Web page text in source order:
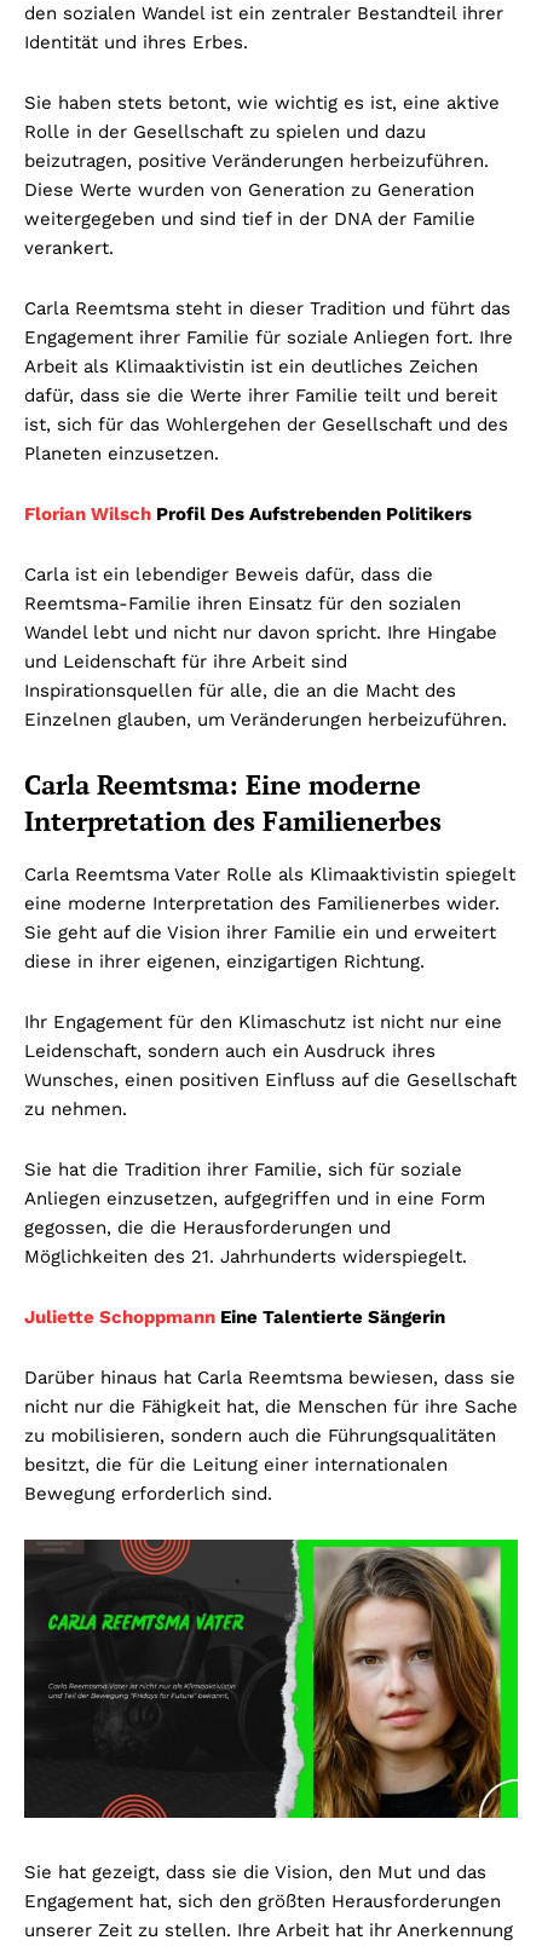
den sozialen Wandel ist ein zentraler Bestandteil ihrer
Identität und ihres Erbes.
Sie haben stets betont, wie wichtig es ist, eine aktive
Rolle in der Gesellschaft zu spielen und dazu
beizutragen, positive Veränderungen herbeizuführen.
Diese Werte wurden von Generation zu Generation
weitergegeben und sind tief in der DNA der Familie
verankert.
Carla Reemtsma steht in dieser Tradition und führt das
Engagement ihrer Familie für soziale Anliegen fort. Ihre
Arbeit als Klimaaktivistin ist ein deutliches Zeichen
dafür, dass sie die Werte ihrer Familie teilt und bereit
ist, sich für das Wohlergehen der Gesellschaft und des
Planeten einzusetzen.
Florian Wilsch Profil Des Aufstrebenden Politikers
Carla ist ein lebendiger Beweis dafür, dass die
Reemtsma-Familie ihren Einsatz für den sozialen
Wandel lebt und nicht nur davon spricht. Ihre Hingabe
und Leidenschaft für ihre Arbeit sind
Inspirationsquellen für alle, die an die Macht des
Einzelnen glauben, um Veränderungen herbeizuführen.
Carla Reemtsma: Eine moderne
Interpretation des Familienerbes
Carla Reemtsma Vater Rolle als Klimaaktivistin spiegelt
eine moderne Interpretation des Familienerbes wider.
Sie geht auf die Vision ihrer Familie ein und erweitert
diese in ihrer eigenen, einzigartigen Richtung.
Ihr Engagement für den Klimaschutz ist nicht nur eine
Leidenschaft, sondern auch ein Ausdruck ihres
Wunsches, einen positiven Einfluss auf die Gesellschaft
zu nehmen.
Sie hat die Tradition ihrer Familie, sich für soziale
Anliegen einzusetzen, aufgegriffen und in eine Form
gegossen, die die Herausforderungen und
Möglichkeiten des 21. Jahrhunderts widerspiegelt.
Juliette Schoppmann Eine Talentierte Sängerin
Darüber hinaus hat Carla Reemtsma bewiesen, dass sie
nicht nur die Fähigkeit hat, die Menschen für ihre Sache
zu mobilisieren, sondern auch die Führungsqualitäten
besitzt, die für die Leitung einer internationalen
Bewegung erforderlich sind.
Sie hat gezeigt, dass sie die Vision, den Mut und das
Engagement hat, sich den größten Herausforderungen
unserer Zeit zu stellen. Ihre Arbeit hat ihr Anerkennung